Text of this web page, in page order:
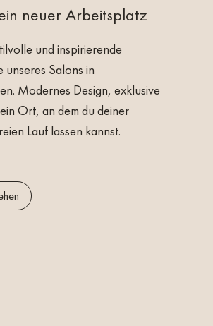
Websitewww.salon-schwetzingen.de
Dich gerne an uns wenden. Bitte sende
per Instagram, E-Mail, auf dem
neuer Arbeitsplatz
und inspirierende
unseres Salons in
Modernes Design, exklusive
Ort, an dem du deiner
Lauf lassen kannst.